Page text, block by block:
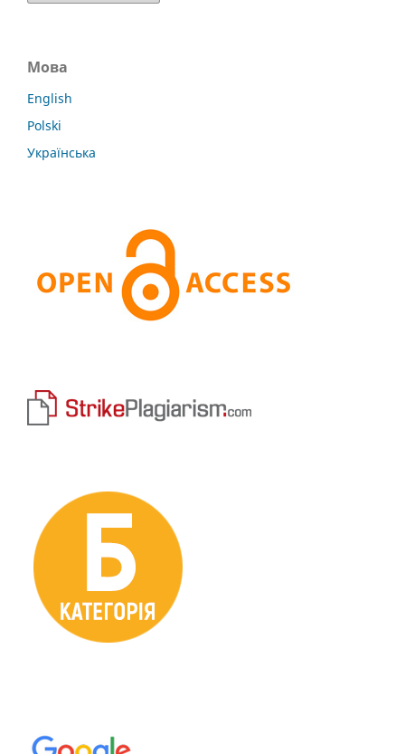
Мова
English
Polski
Українська